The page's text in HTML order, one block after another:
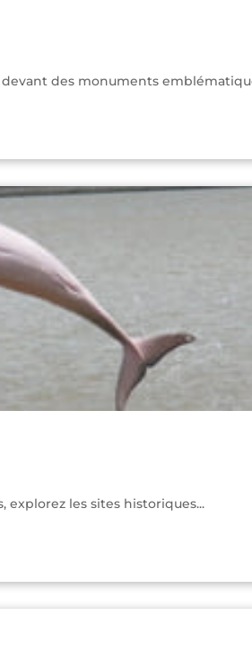
des monuments
explorez les sites historiques...